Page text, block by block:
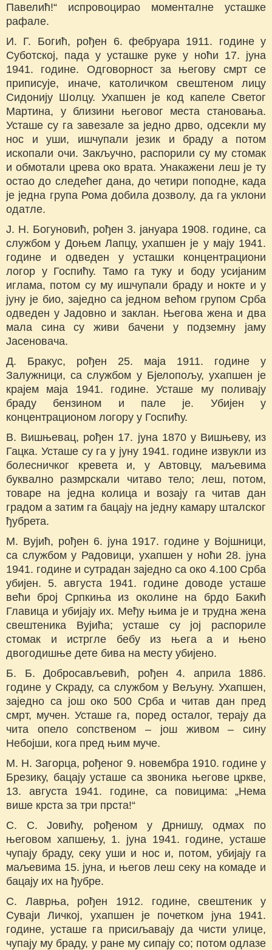
Павелић!“ испровоцирао моменталне усташке
рафале.
И. Г. Богић, рођен 6. фебруара 1911. године у
Суботској, пада у усташке руке у ноћи 17. јуна
1941. године. Одговорност за његову смрт се
приписује, иначе, католичком свештеном лицу
Сидонију Шолцу. Ухапшен је код капеле Светог
Мартина, у близини његовог места становања.
Усташе су га завезале за једно дрво, одсекли му
нос и уши, ишчупали језик и браду а потом
ископали очи. Закључно, распорили су му стомак
и обмотали црева око врата. Унакажени леш је ту
остао до следећег дана, до четири поподне, када
је једна група Рома добила дозволу, да га уклони
одатле.
Ј. Н. Богуновић, рођен 3. јануара 1908. године, са
службом у Доњем Лапцу, ухапшен је у мају 1941.
године и одведен у усташки концентрациони
логор у Госпићу. Тамо га туку и боду усијаним
иглама, потом су му ишчупали браду и нокте и у
јуну је био, заједно са једном већом групом Срба
одведен у Јадовно и заклан. Његова жена и два
мала сина су живи бачени у подземну јаму
Јасеновача.
Д. Бракус, рођен 25. маја 1911. године у
Залужници, са службом у Бјелопољу, ухапшен је
крајем маја 1941. године. Усташе му поливају
браду бензином и пале је. Убијен у
концентрационом логору у Госпићу.
В. Вишњевац, рођен 17. јуна 1870 у Вишњеву, из
Гацка. Усташе су га у јуну 1941. године извукли из
болесничког кревета и, у Автовцу, маљевима
буквално размрскали читаво тело; леш, потом,
товаре на једна колица и возају га читав дан
градом а затим га бацају на једну камару шталског
ђубрета.
М. Вујић, рођен 6. јуна 1917. године у Војшници,
са службом у Радовици, ухапшен у ноћи 28. јуна
1941. године и сутрадан заједно са око 4.100 Срба
убијен. 5. августа 1941. године доводе усташе
већи број Српкиња из околине на брдо Бакић
Главица и убијају их. Међу њима је и трудна жена
свештеника Вујића; усташе су јој распориле
стомак и истргле бебу из њега а и њено
двогодишње дете бива на месту убијено.
Б. Б. Добросављевић, рођен 4. априла 1886.
године у Скраду, са службом у Вељуну. Ухапшен,
заједно са још око 500 Срба и читав дан пред
смрт, мучен. Усташе га, поред осталог, терају да
чита опело сопственом – још живом – сину
Небојши, кога пред њим муче.
М. Н. Загорца, рођеног 9. новембра 1910. године у
Брезику, бацају усташе са звоника његове цркве,
13. августа 1941. године, са повицима: „Нема
више крста за три прста!“
С. С. Јовићу, рођеном у Дрнишу, одмах по
његовом хапшењу, 1. јуна 1941. године, усташе
чупају браду, секу уши и нос и, потом, убијају га
маљевима 15. јуна, и његов леш секу на комаде и
бацају их на ђубре.
С. Лаврња, рођен 1912. године, свештеник у
Суваји Личкој, ухапшен је почетком јуна 1941.
године, усташе га присиљавају да чисти улице,
чупају му браду, у ране му сипају со; потом одлазе